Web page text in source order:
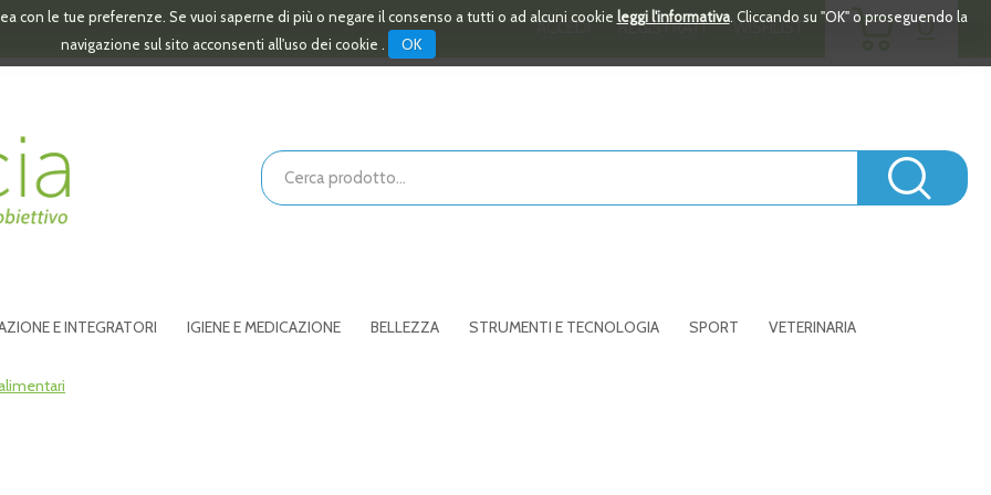
con le tue preferenze. Se vuoi saperne di più o negare il consenso a tutti o ad alcuni cookie leggi l'informativa. Cliccando su "OK" o proseguendo la
navigazione sul sito acconsenti all'uso dei cookie .
OK
ACCEDI REGISTRATI WISHLIST 0
ARTICOLI
Cerca
Prodotto
E INTEGRATORI IGIENE E MEDICAZIONE BELLEZZA STRUMENTI E TECNOLOGIA SPORT VETERINARIA